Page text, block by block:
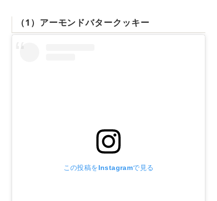
（1）アーモンドバタークッキー
この投稿をInstagramで見る